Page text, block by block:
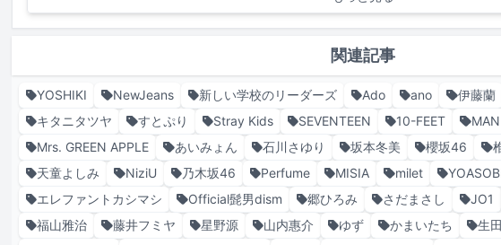
関連記事
YOSHIKI NewJeans 新しい学校のリーダーズ Ado ano 伊藤蘭
キタニタツヤ
すとぷり Stray Kids SEVENTEEN 10-FEET
Mrs. GREEN APPLE
あいみょん 石川さゆり 坂本冬美 櫻坂46
天童よしみ
NiziU 乃木坂46 Perfume MISIA milet
エレファントカシマシ
Official髭男dism 郷ひろみ さだまさし JO1
福山雅治
藤井フミヤ 星野源 山内惠介 ゆず かまいたち 生